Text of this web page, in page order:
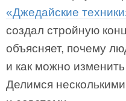
«Джедайские
создал стройную
объясняет, почему
и как можно
Делимся